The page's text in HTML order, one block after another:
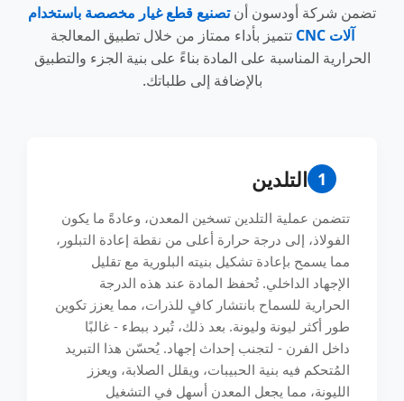
تضمن شركة أودسون أنتصنيع قطع غيار مخصصة باستخدام
آلات CNC
تتميز بأداء ممتاز من خلال تطبيق المعالجة
الحرارية المناسبة على المادة بناءً على بنية الجزء والتطبيق
بالإضافة إلى طلباتك.
1 التلدين
تتضمن عملية التلدين تسخين المعدن، وعادةً ما يكون
الفولاذ، إلى درجة حرارة أعلى من نقطة إعادة التبلور،
مما يسمح بإعادة تشكيل بنيته البلورية مع تقليل
الإجهاد الداخلي. تُحفظ المادة عند هذه الدرجة
الحرارية للسماح بانتشار كافٍ للذرات، مما يعزز تكوين
طور أكثر ليونة وليونة. بعد ذلك، تُبرد ببطء - غالبًا
داخل الفرن - لتجنب إحداث إجهاد. يُحسّن هذا التبريد
المُتحكم فيه بنية الحبيبات، ويقلل الصلابة، ويعزز
الليونة، مما يجعل المعدن أسهل في التشغيل